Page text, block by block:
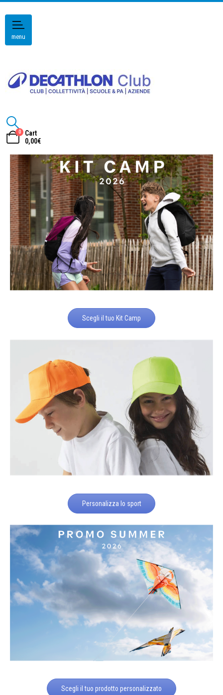
menu
0
Cart
0,00€
Scegli il tuo Kit Camp
Personalizza lo sport
Scegli il tuo prodotto personalizzato